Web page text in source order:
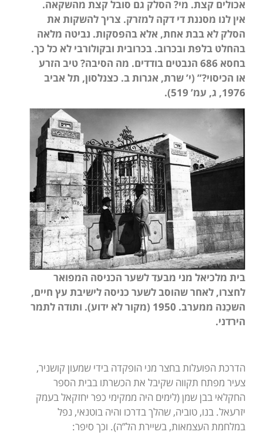
אכולים קצת. מי? הסלק גם סובל קצת מהשקאה.
אין לנו מסננת די דקה למזרק. צריך להשקות את
הסלק לא בבת אחת, אלא בהפסקות. נביטה מלאה
בהחלט בלפת ובכרוב. בכרובית ובקולורבי לא כל כך.
בחסא 686 הנבטים בודדים. מה הסיבה? טיב הזרע
או הכיסוי?” (י’ שרת, אגרות ב. כצנלסון, תל אביב
1976, ג, עמ’ 519).
בית מלכיאל מני מבעד לשער הכניסה המפואר
לחצרו, לאחר שהוסב לשער כניסה לישיבת עץ חיים,
השכֵנה ממערב. 1950 (מקור לא ידוע). ותודה לתמר
הירדני.
הדרכת הפועלות בחצר מני הופקדה בידי שמעון קושניר,
צעיר מפתח תקווה שקיבל את הכשרתו בבית הספר
החקלאי בבן שמן (לימים היה ממקימי כפר יחזקאל בעמק
יזרעאל. בנו, טוביה, שהלך בדרכו והיה בוטנאי, נפל
במלחמת העצמאות, בשיירת הל”ה). וכך סיפר: